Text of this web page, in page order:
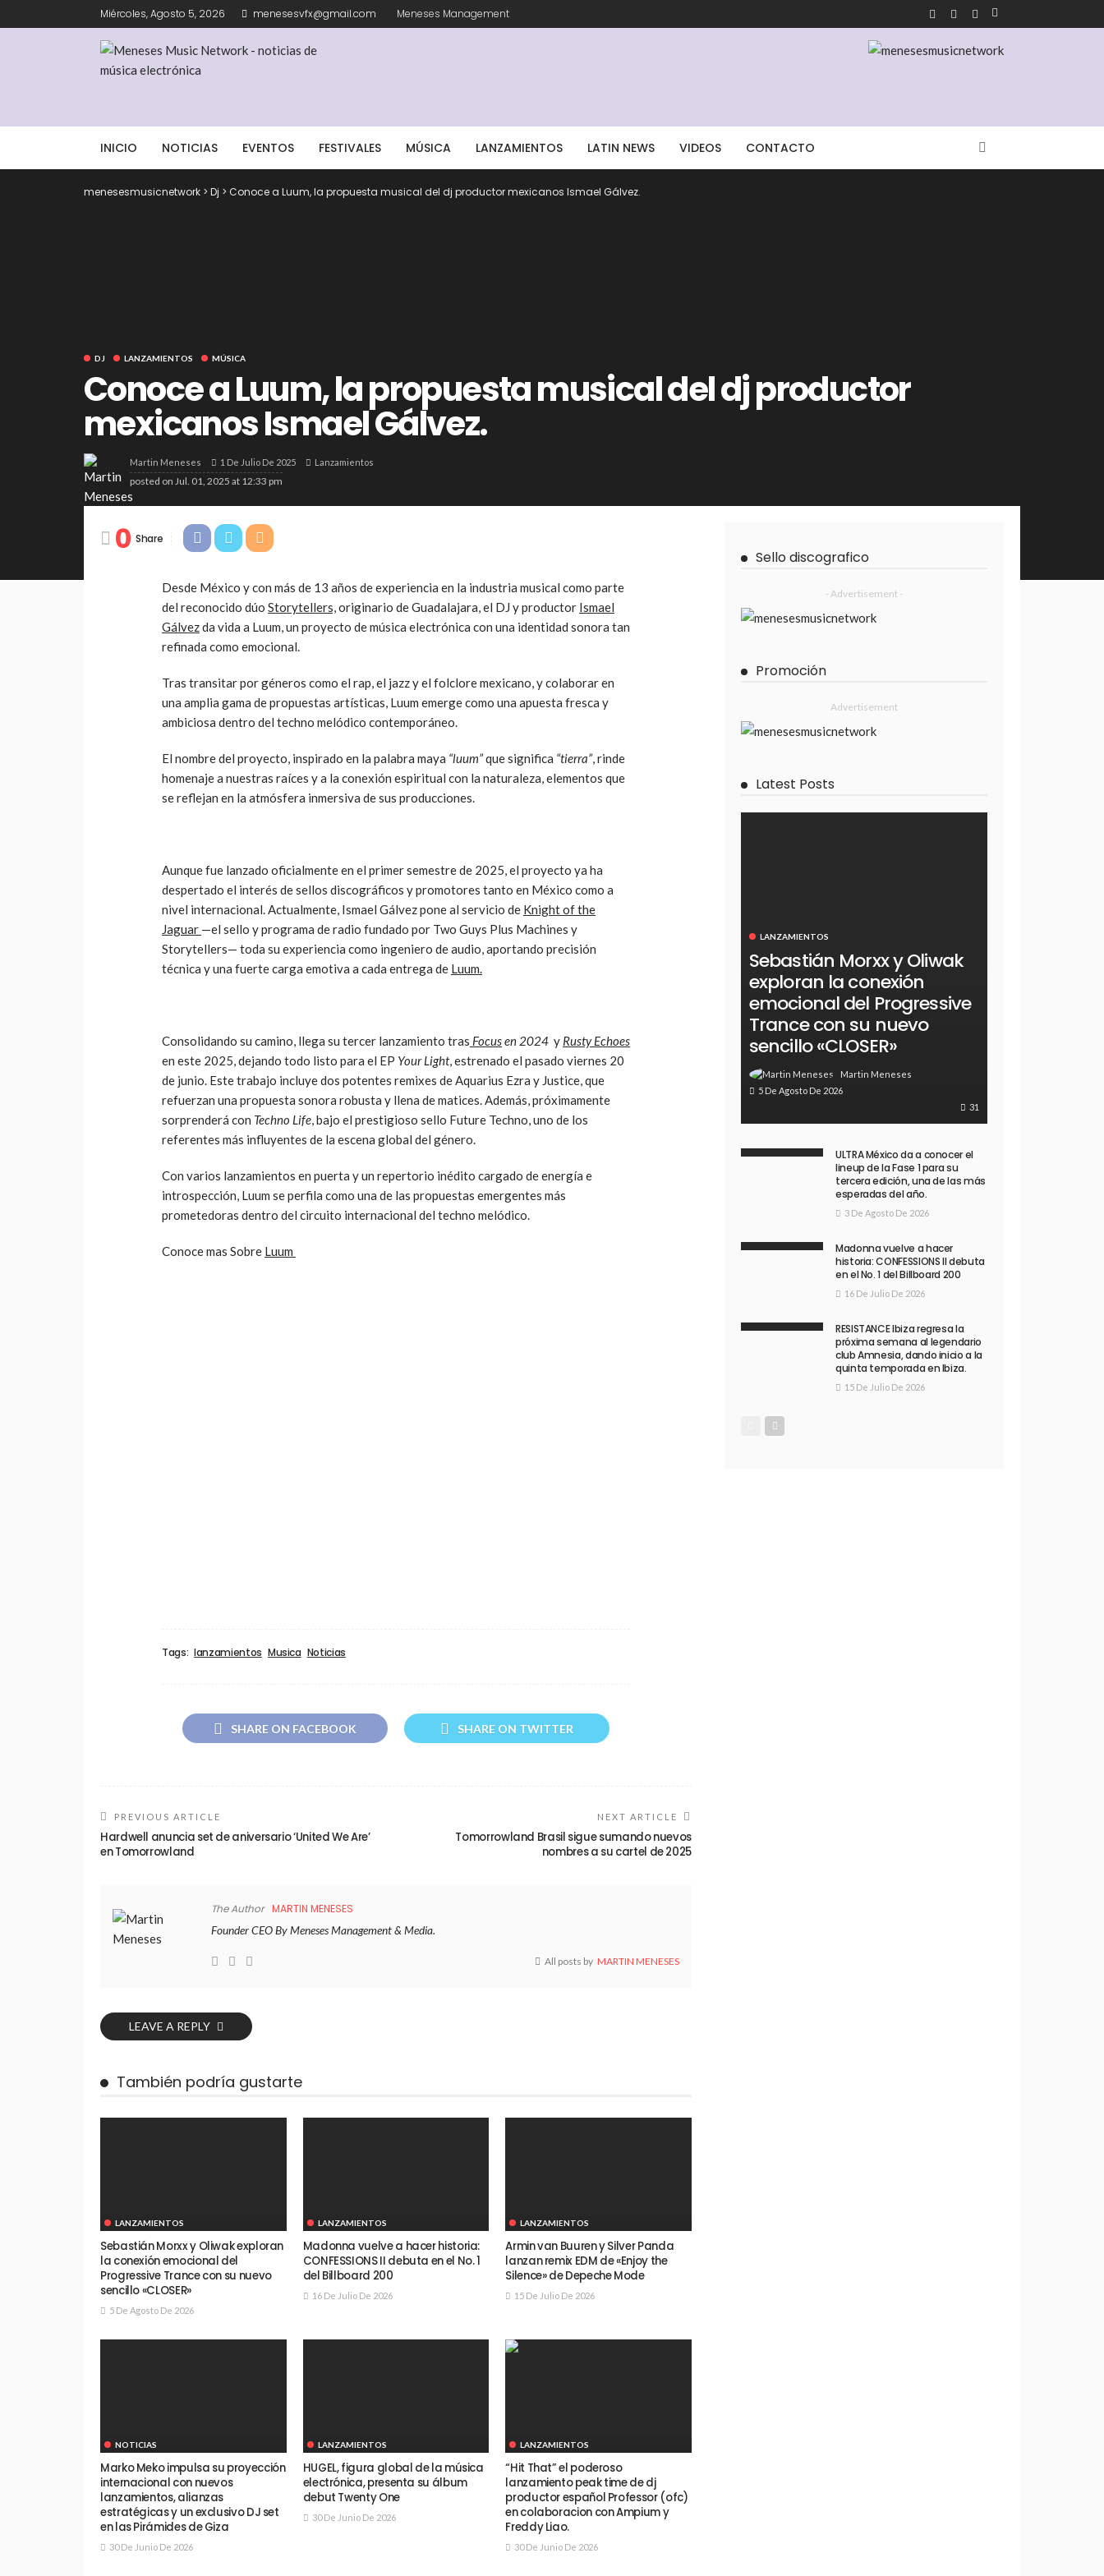
Miércoles, Agosto 5, 2026 menesesvfx@gmail.com Meneses Management
INICIO NOTICIAS EVENTOS FESTIVALES MÚSICA LANZAMIENTOS LATIN NEWS VIDEOS CONTACTO
menesesmusicnetwork > Dj > Conoce a Luum, la propuesta musical del dj productor mexicanos Ismael Gálvez.
DJ LANZAMIENTOS MÚSICA
Conoce a Luum, la propuesta musical del dj productor
mexicanos Ismael Gálvez.
Martin Meneses 1 De Julio De 2025 Lanzamientos
posted on Jul. 01, 2025 at 12:33 pm
0 Share
Desde México y con más de 13 años de experiencia en la industria musical como parte
del reconocido dúo Storytellers,originario de Guadalajara, el DJ y productor Ismael
Gálvezda vida a Luum, un proyecto de música electrónica con una identidad sonora tan
refinada como emocional.
Tras transitar por géneros como el rap, el jazz y el folclore mexicano, y colaborar en
una amplia gama de propuestas artísticas, Luum emerge como una apuesta fresca y
ambiciosa dentro del techno melódico contemporáneo.
El nombre del proyecto, inspirado en la palabra maya “luum”que significa “tierra”, rinde
homenaje a nuestras raíces y a la conexión espiritual con la naturaleza, elementos que
se reflejan en la atmósfera inmersiva de sus producciones.
Aunque fue lanzado oficialmente en el primer semestre de 2025, el proyecto ya ha
despertado el interés de sellos discográficos y promotores tanto en México como a
nivel internacional. Actualmente, Ismael Gálvez pone al servicio de Knight of the
Jaguar —el sello y programa de radio fundado por Two Guys Plus Machines y
Storytellers— toda su experiencia como ingeniero de audio, aportando precisión
técnica y una fuerte carga emotiva a cada entrega de Luum.
Consolidando su camino, llega su tercer lanzamiento tras Focusen 2024 y Rusty Echoes
en este 2025, dejando todo listo para el EP Your Light, estrenado el pasado viernes 20
de junio. Este trabajo incluye dos potentes remixes de Aquarius Ezra y Justice, que
refuerzan una propuesta sonora robusta y llena de matices. Además, próximamente
sorprenderá con Techno Life, bajo el prestigioso sello Future Techno, uno de los
referentes más influyentes de la escena global del género.
Con varios lanzamientos en puerta y un repertorio inédito cargado de energía e
introspección, Luum se perfila como una de las propuestas emergentes más
prometedoras dentro del circuito internacional del techno melódico.
Conoce mas Sobre Luum
Tags: lanzamientos Musica Noticias
SHARE ON FACEBOOK SHARE ON TWITTER
PREVIOUS ARTICLE
Hardwell anuncia set de aniversario ‘United We Are’
en Tomorrowland
NEXT ARTICLE
Tomorrowland Brasil sigue sumando nuevos
nombres a su cartel de 2025
The Author MARTIN MENESES
Founder CEO By Meneses Management & Media.
All posts by MARTIN MENESES
LEAVE A REPLY
También podría gustarte
LANZAMIENTOS
Sebastián Morxx y Oliwak exploran
la conexión emocional del
Progressive Trance con su nuevo
sencillo «CLOSER»
5 De Agosto De 2026
LANZAMIENTOS
Madonna vuelve a hacer historia:
CONFESSIONS II debuta en el No. 1
del Billboard 200
16 De Julio De 2026
LANZAMIENTOS
Armin van Buuren y Silver Panda
lanzan remix EDM de «Enjoy the
Silence» de Depeche Mode
15 De Julio De 2026
NOTICIAS
Marko Meko impulsa su proyección
internacional con nuevos
lanzamientos, alianzas
estratégicas y un exclusivo DJ set
en las Pirámides de Giza
30 De Junio De 2026
LANZAMIENTOS
HUGEL, figura global de la música
electrónica, presenta su álbum
debut Twenty One
30 De Junio De 2026
LANZAMIENTOS
“Hit That” el poderoso
lanzamiento peak time de dj
productor español Professor (ofc)
en colaboracion con Ampium y
Freddy Liao.
30 De Junio De 2026
Sello discografico
- Advertisement -
Promoción
Advertisement
Latest Posts
LANZAMIENTOS
Sebastián Morxx y Oliwak
exploran la conexión
emocional del Progressive
Trance con su nuevo
sencillo «CLOSER»
Martin Meneses
5 De Agosto De 2026
31
ULTRA México da a conocer el
lineup de la Fase 1 para su
tercera edición, una de las más
esperadas del año.
3 De Agosto De 2026
Madonna vuelve a hacer
historia: CONFESSIONS II debuta
en el No. 1 del Billboard 200
16 De Julio De 2026
RESISTANCE Ibiza regresa la
próxima semana al legendario
club Amnesia, dando inicio a la
quinta temporada en Ibiza.
15 De Julio De 2026